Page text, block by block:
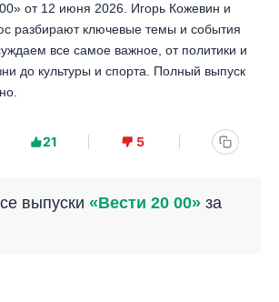
от 12 июня 2026. Игорь Кожевин и
разбирают ключевые темы и события
все самое важное, от политики и
до культуры и спорта. Полный выпуск
21 5
выпуски «Вести 20 00» за